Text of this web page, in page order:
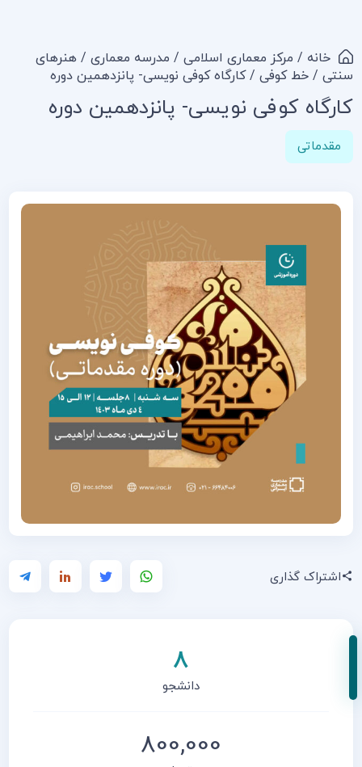
خانه / مرکز معماری اسلامی / مدرسه معماری /هنرهای
سنتی /خط کوفی / کارگاه کوفی نویسی- پانزدهمین دوره
کارگاه کوفی نویسی- پانزدهمین دوره
مقدماتی
اشتراک گذاری
8
دانشجو
800,000